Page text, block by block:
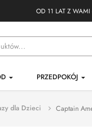
OD 11 LAT Z
PRZEDPOKÓJ
dla Dzieci Captain